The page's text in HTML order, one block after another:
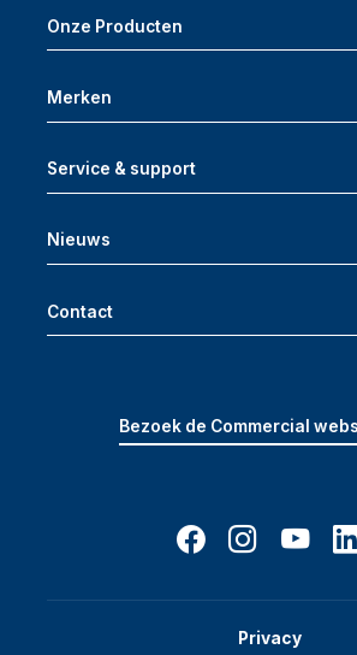
Onze Producten
Merken
Service & support
Nieuws
Contact
Bezoek de Commercial
Privacy